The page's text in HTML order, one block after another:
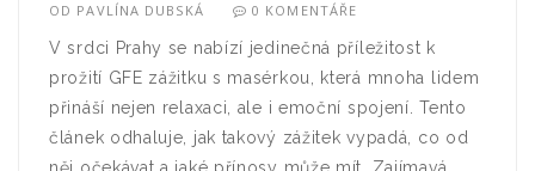
OD PAVLÍNA DUBSKÁ 0 KOMENTÁŘE
V srdci Prahy se nabízí jedinečná příležitost k
prožití GFE zážitku s masérkou, která mnoha lidem
přináší nejen relaxaci, ale i emoční spojení. Tento
článek odhaluje, jak takový zážitek vypadá, co od